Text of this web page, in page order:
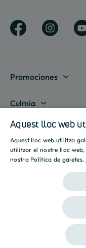
Promociones
Mostrar totes
Madrid
Barcelona
Culmia
Sobre nosaltres
Destinació
Sala de premsa
Culmia Challenges
Líneas de negocio
Habitatge
Habitatge
Habitatge
Gestió de Sòl
Altres línies de
Recursos
Calculadora
Calculadora
Política de
2026 Culmia • Tots els
Aquest lloc web
Aquest lloc web utilitza
utilitzar el nostre lloc web,
nostra Política de galetes.